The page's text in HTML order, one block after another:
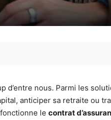
nous. Parmi les
anticiper sa retraite ou
le contrat